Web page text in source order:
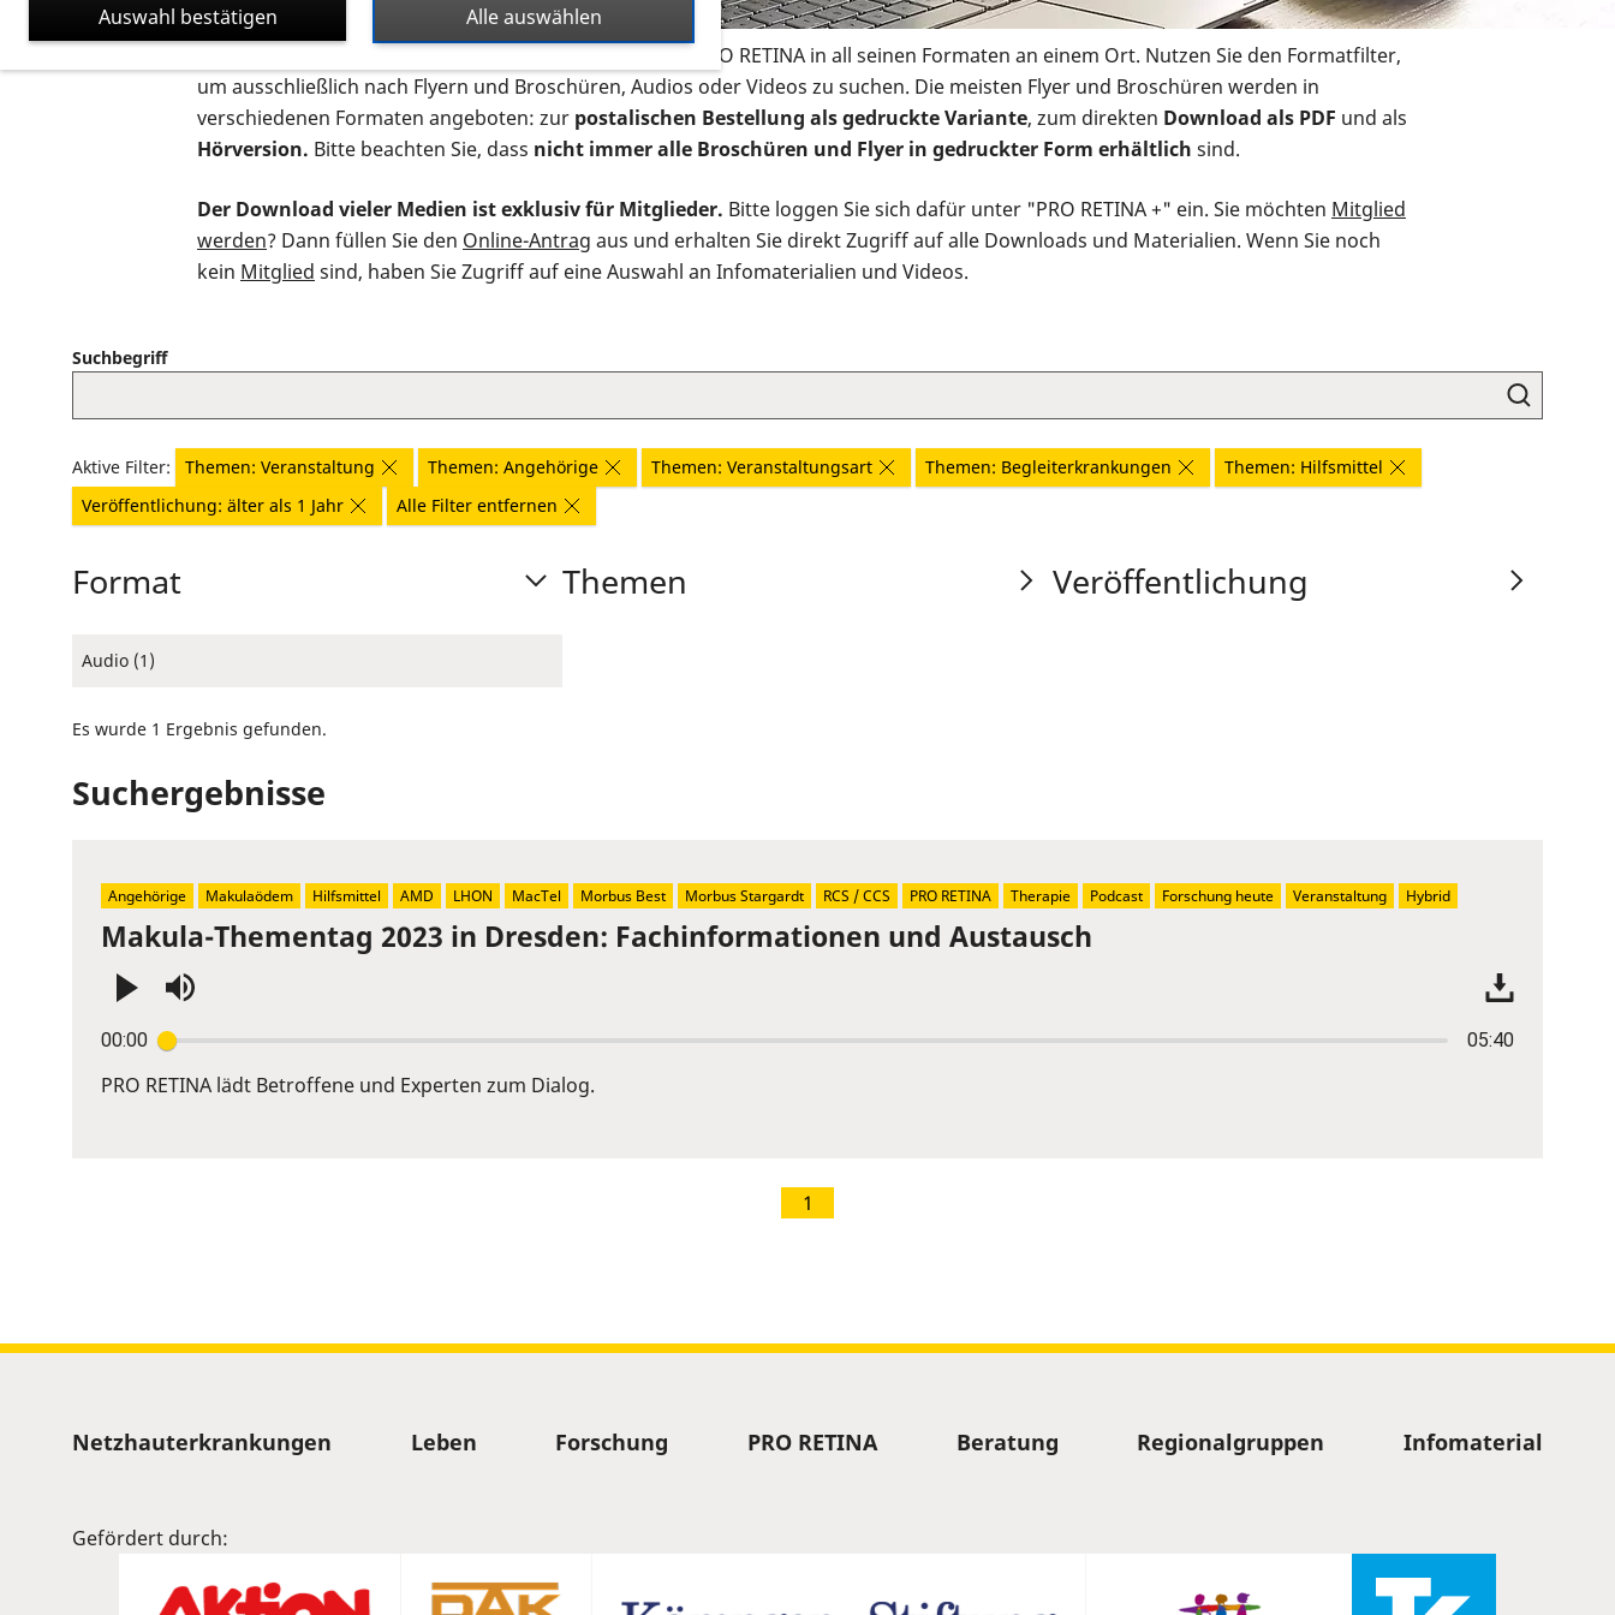
Auf dieser Seite finden Sie sämtliches Infomaterial der PRO RETINA in all seinen Formaten an einem Ort. Nutzen Sie den Formatfilter,
um ausschließlich nach Flyern und Broschüren, Audios oder Videos zu suchen. Die meisten Flyer und Broschüren werden in
verschiedenen Formaten angeboten: zur postalischen Bestellung als gedruckte Variante, zum direkten Download als PDF und als
Hörversion. Bitte beachten Sie, dass nicht immer alle Broschüren und Flyer in gedruckter Form erhältlich sind.
Der Download vieler Medien ist exklusiv für Mitglieder. Bitte loggen Sie sich dafür unter "PRO RETINA +" ein. Sie möchten Mitglied
werden? Dann füllen Sie den Online-Antrag aus und erhalten Sie direkt Zugriff auf alle Downloads und Materialien. Wenn Sie noch
kein Mitglied sind, haben Sie Zugriff auf eine Auswahl an Infomaterialien und Videos.
Suchbegriff
Aktive Filter: Themen: Veranstaltung Themen: Angehörige Themen: Veranstaltungsart Themen: Begleiterkrankungen
Themen: Hilfsmittel
Veröffentlichung: älter als 1 Jahr
Alle Filter entfernen
Format
Audio (1)
Themen Veröffentlichung
Es wurde 1 Ergebnis gefunden.
Suchergebnisse
Makula-Thementag 2023 in Dresden: Fachinformationen und Austausch
00:00 05:40
Enter
or
PRO RETINA lädt Betroffene und Experten zum Dialog.
Angehörige Makulaödem Hilfsmittel AMD LHON MacTel Morbus Best Morbus Stargardt RCS / CCS PRO RETINA Therapie Podcast Forschung heute Veranstaltung Hybrid
1
Sitemap
Netzhauterkrankungen Leben Forschung PRO RETINA Beratung Regionalgruppen Infomaterial
Gefördert durch:
Alle auswählen
Auswahl bestätigen